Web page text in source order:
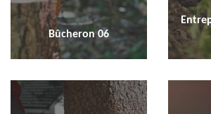
Bûcheron 06